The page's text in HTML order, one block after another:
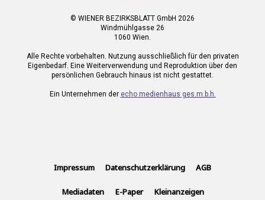
© WIENER BEZIRKSBLATT GmbH 2026
Windmühlgasse 26
1060 Wien.
Alle Rechte vorbehalten. Nutzung ausschließlich für den privaten
Eigenbedarf. Eine Weiterverwendung und Reproduktion über den
persönlichen Gebrauch hinaus ist nicht gestattet.
Ein Unternehmen der echo medienhaus ges.m.b.h.
Impressum Datenschutzerklärung AGB
Mediadaten E-Paper Kleinanzeigen